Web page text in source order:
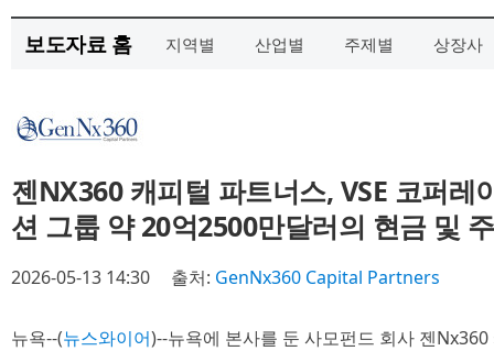
보도자료 홈 지역별 산업별 주제별 상장사
젠NX360 캐피털 파트너스, VSE 코퍼레
션 그룹 약 20억2500만달러의 현금 및
2026-05-13 14:30 출처: GenNx360 Capital Partners
뉴욕--(뉴스와이어)--뉴욕에 본사를 둔 사모펀드 회사 젠